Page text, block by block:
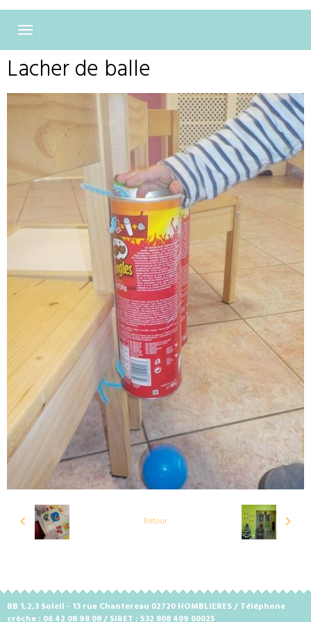
Lacher de balle
Retour
BB 1,2,3 Soleil - 13 rue Chantereau 02720 HOMBLIERES / Téléphone
crèche : 06 42 08 98 08 / SIRET : 532 808 409 00025